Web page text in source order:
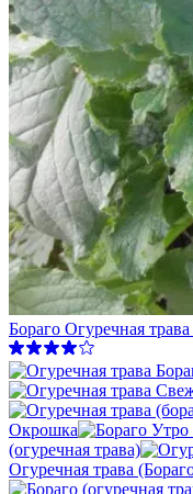
Бораго Огуречная
Окрошка
(огуречная трава)
Огуречная трава